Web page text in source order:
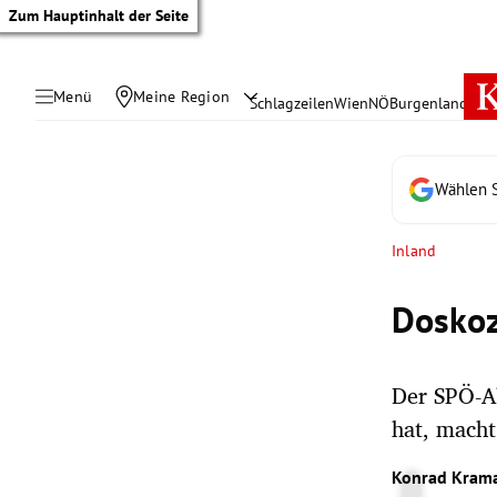
Zum Hauptinhalt der Seite
Menü Meine Region SchlagzeilenWienNÖBurgenland
Wählen
Inland
Der SPÖ-
hat,
Konrad